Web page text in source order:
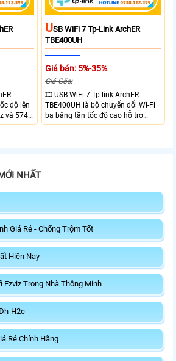
độ lên
và 574
kết
tăng
USB WiFi 7 Tp-Link ArchER
TBE400UH
Giá bán: 5%-35%
Giá Gốc:
🎞 USB WiFi 7 Tp-link ArchER
TBE400UH là bộ chuyển đổi Wi-Fi
ba băng tần tốc độ cao hỗ trợ
2882 Mbps trên 6GHz, 2882 Mbps
NHẤT
Giá Rẻ - Chống Trộm Tốt
Hiện Nay
Ezviz Trong Nhà Thông Minh
H2c
Rẻ Chính Hãng